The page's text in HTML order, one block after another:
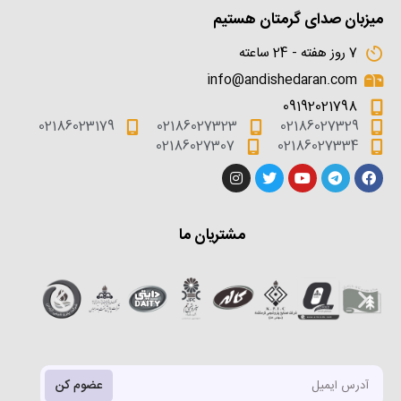
میزبان صدای گرمتان هستیم
7 روز هفته - 24 ساعته
info@andishedaran.com
09192021798
02186027329
02186027323
02186023179
02186027334
02186027307
مشتریان ما
عضوم کن